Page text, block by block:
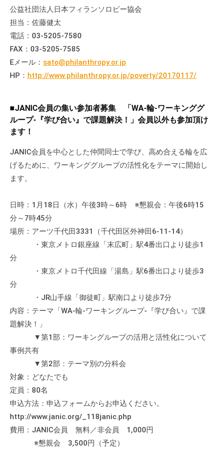
公益社団法人日本フィランソロピー協会
担当：佐藤健太
電話：03-5205-7580
FAX：03-5205-7585
Eメール： sato@philanthropy.or.jp
HP： http://www.philanthropy.or.jp/poverty/20170117/
■JANIC会員の集い参加者募集 「WA-輪-ワーキンググ
ループ-『学び合い』で課題解決！」会員以外も参加頂け
ます！
JANIC会員を中心とした仲間同士で学び、高め合える輪を広
げるために、ワーキンググループの活性化をテーマに開始し
ます。
日時：1月18日（水）午後3時～6時 ※懇親会：午後6時15
分～7時45分
場所：アーツ千代田3331（千代田区外神田6-11-14）
・東京メトロ銀座線「末広町」駅4番出口より徒歩1
分
・東京メトロ千代田線「湯島」駅6番出口より徒歩3
分
・JR山手線「御徒町」駅南口より徒歩7分
内容：テーマ「WA-輪-ワーキングループ-『学び合い』で課
題解決！」
▼第1部：ワーキングループの活用と活性化について
事例共有
▼第2部：テーマ別の分科会
対象：どなたでも
定員：80名
申込方法：申込フォームからお申込ください。
http://www.janic.org/_118janic.php
費用：JANIC会員 無料／非会員 1,000円
※懇親会 3,500円（予定）